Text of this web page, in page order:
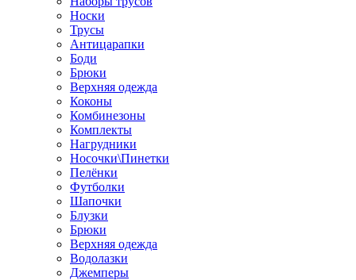
Носки
Трусы
Антицарапки
Боди
Брюки
Верхняя одежда
Коконы
Комбинезоны
Комплекты
Нагрудники
Носочки\Пинетки
Пелёнки
Футболки
Шапочки
Блузки
Брюки
Верхняя одежда
Водолазки
Джемперы